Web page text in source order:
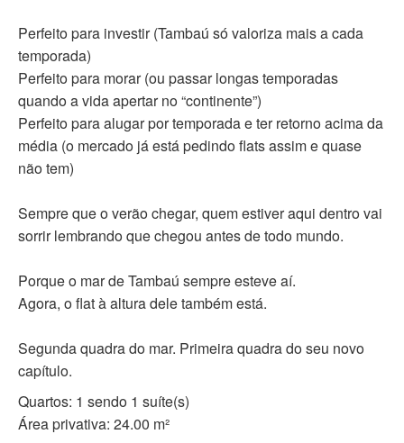
Perfeito para investir (Tambaú só valoriza mais a cada
temporada)
Perfeito para morar (ou passar longas temporadas
quando a vida apertar no “continente”)
Perfeito para alugar por temporada e ter retorno acima da
média (o mercado já está pedindo flats assim e quase
não tem)
Sempre que o verão chegar, quem estiver aqui dentro vai
sorrir lembrando que chegou antes de todo mundo.
Porque o mar de Tambaú sempre esteve aí.
Agora, o flat à altura dele também está.
Segunda quadra do mar. Primeira quadra do seu novo
capítulo.
Quartos: 1 sendo 1 suíte(s)
Área privativa: 24.00 m²